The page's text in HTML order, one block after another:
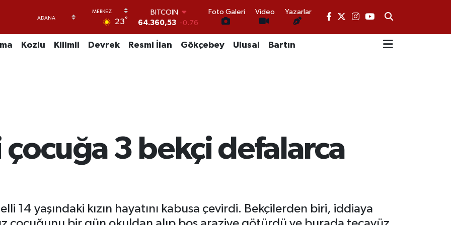
23°
64.360,53
-0.76
DOLAR
EURO
Foto Galeri Video Yazarlar
Kozlu Kilimli Devrek Resmi İlan Gökçebey Ulusal Bartın
çocuğa 3 bekçi defalarca
14 yaşındaki kızın hayatını kabusa çevirdi. Bekçilerden biri, iddiaya